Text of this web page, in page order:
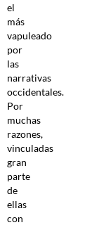
el
más
vapuleado
por
las
narrativas
occidentales.
Por
muchas
razones,
vinculadas
gran
parte
de
ellas
con